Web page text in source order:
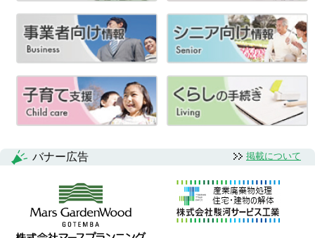
バナー広告 掲載について